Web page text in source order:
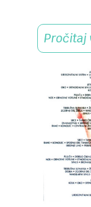
Pročitaj